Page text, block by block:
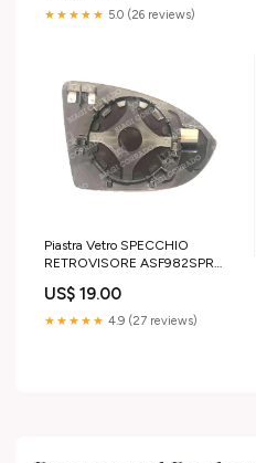
★★★★★ 5.0 (26 reviews)
Piastra Vetro SPECCHIO
RETROVISORE ASF982SPR
VOLKSWAGEN GOLF
SPORTSVAN 2014-2020
US$ 19.00
★★★★★ 4.9 (27 reviews)